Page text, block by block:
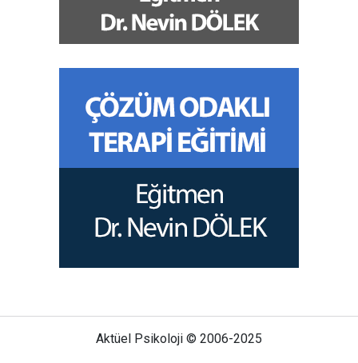
Aktüel Psikoloji © 2006-2025